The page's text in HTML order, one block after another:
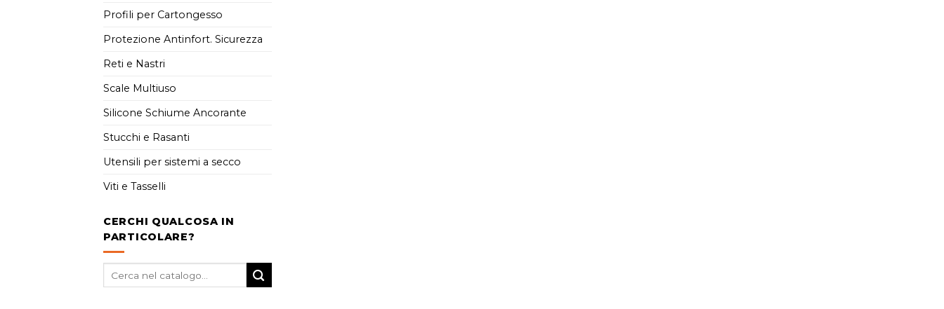
Profili per Cartongesso
Protezione Antinfort. Sicurezza
Reti e Nastri
Scale Multiuso
Silicone Schiume Ancorante
Stucchi e Rasanti
Utensili per sistemi a secco
Viti e Tasselli
CERCHI QUALCOSA IN
PARTICOLARE?